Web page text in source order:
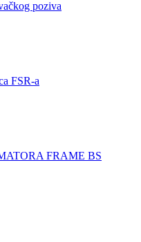
poziva
FSR-a
FRAME BS